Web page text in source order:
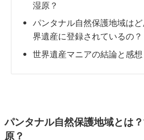
湿原？
パンタナル自然保護地域は
界遺産に登録されているの？
世界遺産マニアの結論と感想
パンタナル自然保護地域とは
原？